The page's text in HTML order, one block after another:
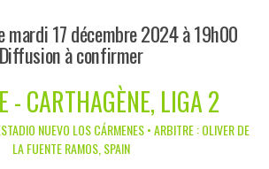
mardi 17 décembre 2024 à 19h00
Diffusion à confirmer
- CARTHAGÈNE, LIGA 2
NUEVO LOS CÁRMENES • ARBITRE : OLIVER DE
LA FUENTE RAMOS, SPAIN